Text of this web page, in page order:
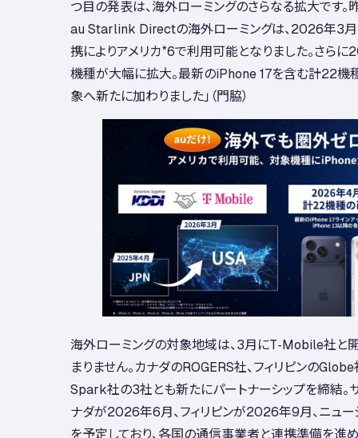
つ目の発表は、海外ローミングのさらなる拡大です。
au Starlink Directの海外ローミングは、2026年3
携によりアメリカ*6で利用可能となりました。さら
機種が大幅に拡大。最新のiPhone 17を含む計22機
象へ新たに加わりました」（門脇）
海外ローミングの対象地域は、3月にT-Mobile社と
まりません。カナダのROGERS社、フィリピンの
Spark社の3社とも新たにパートナーシップを締結。
ナダが2026年6月、フィリピンが2026年9月、ニュ
を予定しており、各国の通信事業者と連携準備を進